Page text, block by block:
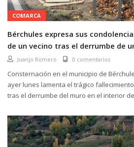
COMARCA
Bérchules expresa sus
de un vecino tras el derrumbe de
Juanjo Romero 0 comentarios
Consternación en el municipio de
ayer lunes lamenta el trágico
tras el derrumbe del muro en el interior